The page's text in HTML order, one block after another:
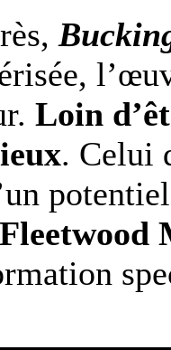
Loin
. Celui
Fleetwood